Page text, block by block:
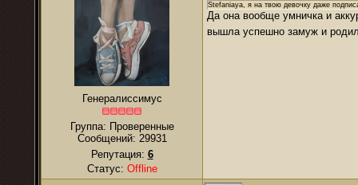
Генералиссимус
Группа: Проверенные
Сообщений: 29931
Репутация: 6
Статус: Offline
Stefaniaya, я на твою девочку даже
Да она вообще умничка и
вышла успешно замуж и